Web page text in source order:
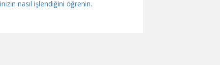
nasıl işlendiğini öğrenin.